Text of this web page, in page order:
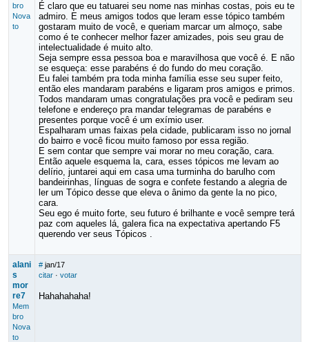
bro
Nova
to
É claro que eu tatuarei seu nome nas minhas costas, pois eu te
admiro. E meus amigos todos que leram esse tópico também
gostaram muito de você, e queriam marcar um almoço, sabe
como é te conhecer melhor fazer amizades, pois seu grau de
intelectualidade é muito alto.
Seja sempre essa pessoa boa e maravilhosa que você é. E não
se esqueça: esse parabéns é do fundo do meu coração.
Eu falei também pra toda minha família esse seu super feito,
então eles mandaram parabéns e ligaram pros amigos e primos.
Todos mandaram umas congratulações pra você e pediram seu
telefone e endereço pra mandar telegramas de parabéns e
presentes porque você é um exímio user.
Espalharam umas faixas pela cidade, publicaram isso no jornal
do bairro e você ficou muito famoso por essa região.
E sem contar que sempre vai morar no meu coração, cara.
Então aquele esquema la, cara, esses tópicos me levam ao
delírio, juntarei aqui em casa uma turminha do barulho com
bandeirinhas, línguas de sogra e confete festando a alegria de
ler um Tópico desse que eleva o ânimo da gente la no pico,
cara.
Seu ego é muito forte, seu futuro é brilhante e você sempre terá
paz com aqueles lá, galera fica na expectativa apertando F5
querendo ver seus Tópicos .
alani
s
mor
re7
Mem
bro
Nova
to
# jan/17
citar· votar
Hahahahaha!